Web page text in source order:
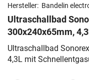
Hersteller: Bandelin
Ultraschallbad
300x240x65mm,
inklusiveGlashalter
Ultraschallbad
4,3L mit